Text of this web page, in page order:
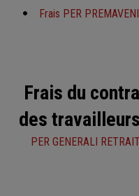
Frais PER
Frais du
des
PER GENERALI